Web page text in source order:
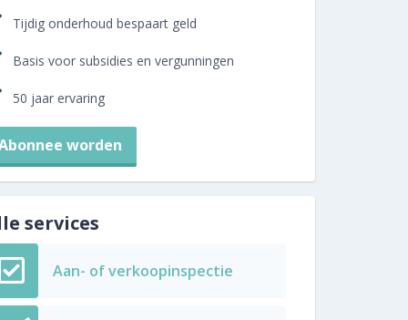
Tijdig onderhoud bespaart geld
Basis voor subsidies en vergunningen
50 jaar ervaring
worden
services
Aan- of verkoopinspectie